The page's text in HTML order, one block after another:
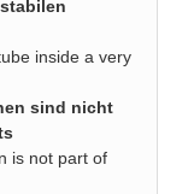
inside a very
sind nicht
is not part of